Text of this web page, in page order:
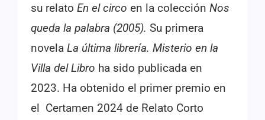
su relatoEn el circoen la colección Nos
queda la palabra (2005).Su primera
novelaLa última librería. Misterio en la
Villa del Libro ha sido publicada en
2023. Ha obtenido el primer premio en
el Certamen 2024 de Relato Corto